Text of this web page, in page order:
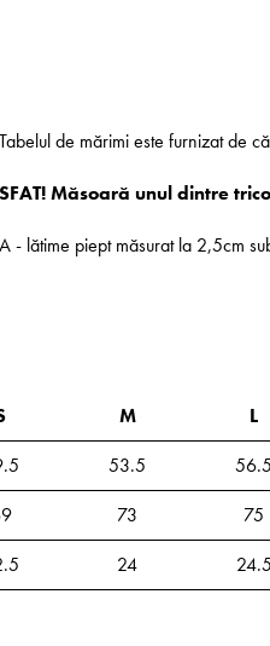
Tabelul de mărimi este furnizat de
SFAT! Măsoară unul dintre
A - lătime piept măsurat la 2,5cm
M L
53.5 56.5
73 75
24 24.5